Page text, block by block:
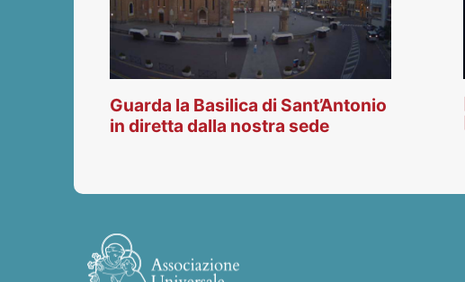
Guarda la Basilica di Sant’Antonio
in diretta dalla nostra sede